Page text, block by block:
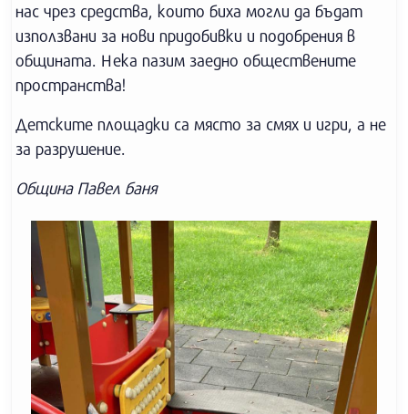
нас чрез средства, които биха могли да бъдат
използвани за нови придобивки и подобрения в
общината. Нека пазим заедно обществените
пространства!
Детските площадки са място за смях и игри, а не
за разрушение.
Община Павел баня